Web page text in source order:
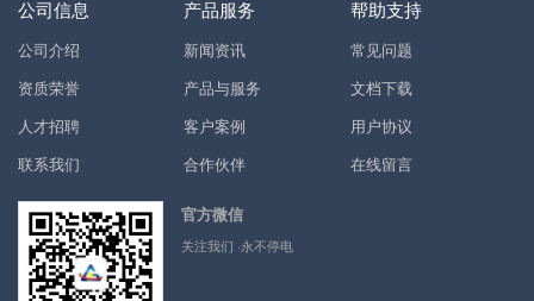
公司信息
公司介绍
资质荣誉
人才招聘
联系我们
产品服务
新闻资讯
产品与服务
客户案例
合作伙伴
帮助支持
常见问题
文档下载
用户协议
在线留言
官方微信
关注我们 ·永不停电